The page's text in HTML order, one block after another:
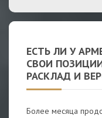
ЕСТЬ ЛИ У
СВОИ
РАСКЛАД И
Более месяца